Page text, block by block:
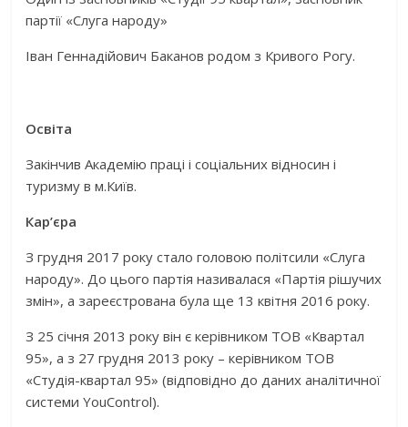
партії «Слуга народу»
Іван Геннадійович Баканов родом з Кривого Рогу.
Освіта
Закінчив Академію праці і соціальних відносин і
туризму в м.Київ.
Кар’єра
З грудня 2017 року стало головою політсили «Слуга
народу». До цього партія називалася «Партія рішучих
змін», а зареєстрована була ще 13 квітня 2016 року.
З 25 січня 2013 року він є керівником ТОВ «Квартал
95», а з 27 грудня 2013 року – керівником ТОВ
«Студія-квартал 95» (відповідно до даних аналітичної
системи YouControl).